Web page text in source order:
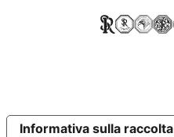
Informativa sulla raccolta